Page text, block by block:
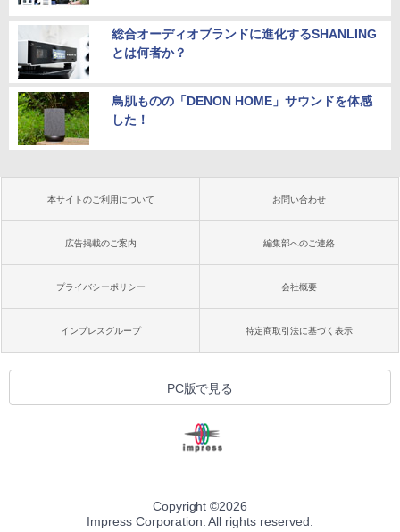
総合オーディオブランドに進化するSHANLING
とは何者か？
鳥肌ものの「DENON HOME」サウンドを体感
した！
本サイトのご利用について お問い合わせ
広告掲載のご案内 編集部へのご連絡
プライバシーポリシー 会社概要
インプレスグループ 特定商取引法に基づく表示
PC版で見る
Copyright ©2026
Impress Corporation. All rights reserved.